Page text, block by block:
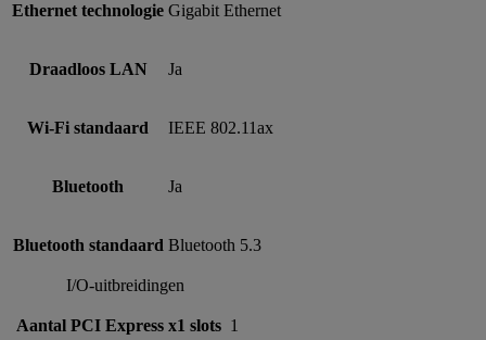
Ethernet technologie Gigabit Ethernet
Draadloos LAN Ja
Wi-Fi standaard IEEE 802.11ax
Bluetooth Ja
Bluetooth standaard Bluetooth 5.3
I/O-uitbreidingen
Aantal PCI Express x1 slots 1